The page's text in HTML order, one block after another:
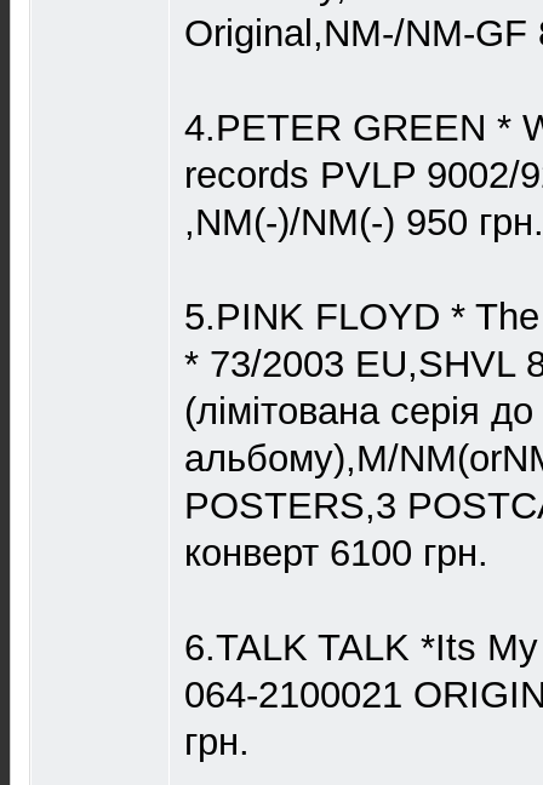
Original,NM-/NM-GF
4.PETER GREEN *
records PVLP 9002/
,NM(-)/NM(-) 950 грн.
5.PINK FLOYD *
* 73/2003 EU,SHVL
(лімітована серія
альбому),M/
POSTERS,3
конверт 6100 грн.
6.TALK TALK *Its
064-2100021
грн.